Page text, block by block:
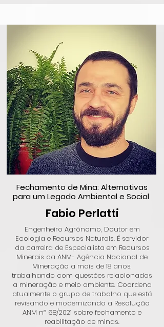
Fechamento de Mina: Alternativas
para um Legado Ambiental e Social
Fabio Perlatti
Engenheiro Agrônomo, Doutor em
Ecologia e Recursos Naturais. É servidor
da carreira de Especialista em Recursos
Minerais da ANM- Agência Nacional de
Mineração a mais de 18 anos,
trabalhando com questões relacionadas
a mineração e meio ambiente. Coordena
atualmente o grupo de trabalho que está
revisando e modernizando a Resolução
ANM nº 68/2021 sobre fechamento e
reabilitação de minas.